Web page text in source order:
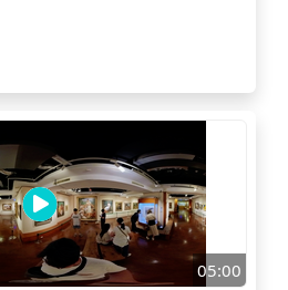
05:00